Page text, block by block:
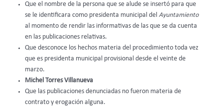
Que el nombre de la persona que se alude se insertó para que
se le identificara como presidenta municipal del Ayuntamiento
al momento de rendir las informativas de las que se da cuenta
en las publicaciones relativas.
Que desconoce los hechos materia del procedimiento toda vez
que es presidenta municipal provisional desde el veinte de
marzo.
Michel Torres Villanueva
Que las publicaciones denunciadas no fueron materia de
contrato y erogación alguna.